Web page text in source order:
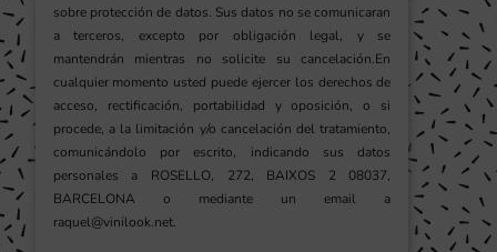
sobre protección de datos. Sus datos no se comunicaran
a terceros, excepto por obligación legal, y se
mantendrán mientras no solicite su cancelación.En
cualquier momento usted puede ejercer los derechos de
acceso, rectificación, portabilidad y oposición, o si
procede, a la limitación y/o cancelación del tratamiento,
comunicándolo por escrito, indicando sus datos
personales a ROSELLO, 272, BAIXOS 2 08037,
BARCELONA o mediante un email a
raquel@vinilook.net.